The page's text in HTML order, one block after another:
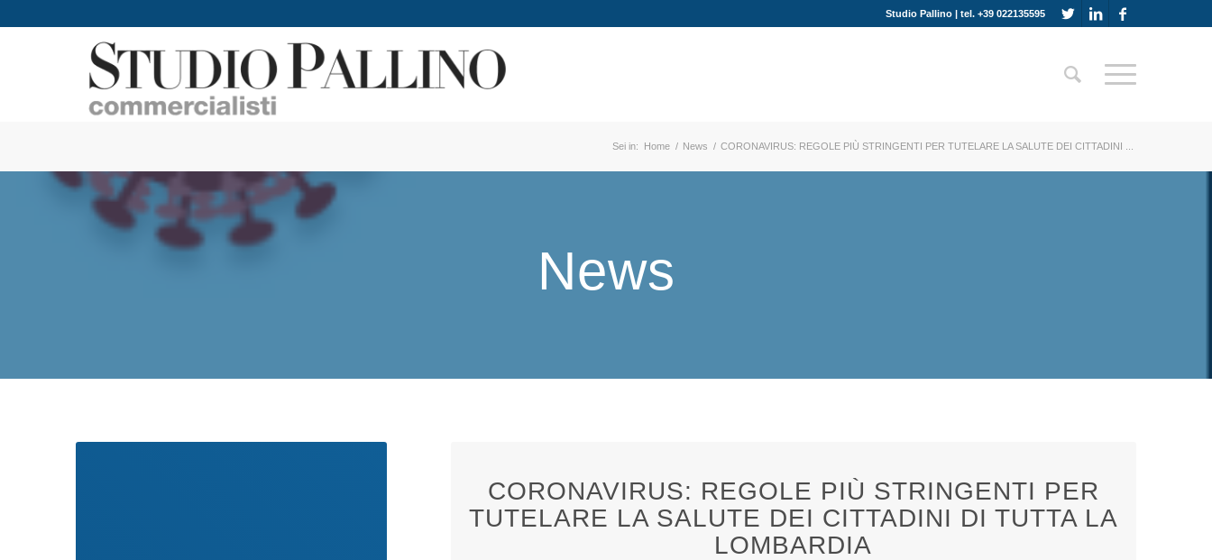
Studio Pallino | tel. +39 022135595
Sei in: Home / News / CORONAVIRUS: REGOLE PIÙ STRINGENTI PER TUTELARE LA SALUTE DEI CITTADINI ...
News
CORONAVIRUS: REGOLE PIÙ STRINGENTI PER
TUTELARE LA SALUTE DEI CITTADINI DI TUTTA LA
LOMBARDIA